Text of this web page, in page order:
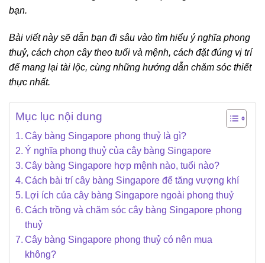
bạn.
Bài viết này sẽ dẫn bạn đi sâu vào tìm hiểu ý nghĩa phong
thuỷ, cách chọn cây theo tuổi và mệnh, cách đặt đúng vị trí
để mang lại tài lộc, cùng những hướng dẫn chăm sóc thiết
thực nhất.
Mục lục nội dung
Cây bàng Singapore phong thuỷ là gì?
Ý nghĩa phong thuỷ của cây bàng Singapore
Cây bàng Singapore hợp mệnh nào, tuổi nào?
Cách bài trí cây bàng Singapore để tăng vượng khí
Lợi ích của cây bàng Singapore ngoài phong thuỷ
Cách trồng và chăm sóc cây bàng Singapore phong
thuỷ
Cây bàng Singapore phong thuỷ có nên mua
không?